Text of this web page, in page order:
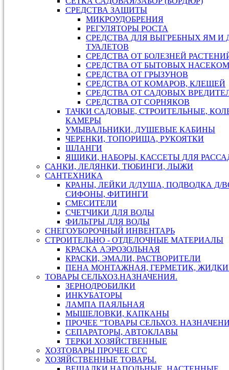
СРЕДСТВА ЗАЩИТЫ
МИКРОУДОБРЕНИЯ
РЕГУЛЯТОРЫ РОСТА
СРЕДСТВА ДЛЯ ВЫГРЕБНЫХ ЯМ И
ТУАЛЕТОВ
СРЕДСТВА ОТ БОЛЕЗНЕЙ
СРЕДСТВА ОТ БЫТОВЫХ
СРЕДСТВА ОТ ГРЫЗУНОВ
СРЕДСТВА ОТ КОМАРОВ, КЛЕЩЕЙ
СРЕДСТВА ОТ САДОВЫХ
СРЕДСТВА ОТ СОРНЯКОВ
ТАЧКИ САДОВЫЕ, СТРОИТЕЛЬНЫЕ,
КАМЕРЫ
УМЫВАЛЬНИКИ, ДУШЕВЫЕ КАБИНЫ
ЧЕРЕНКИ, ТОПОРИЩА, РУКОЯТКИ
ШЛАНГИ
ЯЩИКИ, НАБОРЫ, КАССЕТЫ ДЛЯ
САНКИ, ЛЕДЯНКИ, ТЮБИНГИ, ЛЫЖИ
САНТЕХНИКА
КРАНЫ, ЛЕЙКИ Д/ДУША, ПОДВОДКА Д/
СИФОНЫ, ФИТИНГИ
СМЕСИТЕЛИ
СЧЕТЧИКИ ДЛЯ ВОДЫ
ФИЛЬТРЫ ДЛЯ ВОДЫ
СНЕГОУБОРОЧНЫЙ ИНВЕНТАРЬ
СТРОИТЕЛЬНО - ОТДЕЛОЧНЫЕ МАТЕРИАЛЫ
КРАСКА АЭРОЗОЛЬНАЯ
КРАСКИ, ЭМАЛИ, РАСТВОРИТЕЛИ
ПЕНА МОНТАЖНАЯ, ГЕРМЕТИК,
ТОВАРЫ СЕЛЬХОЗ.НАЗНАЧЕНИЯ.
ЗЕРНОДРОБИЛКИ
ИНКУБАТОРЫ
ЛАМПА ПАЯЛЬНАЯ
МЫШЕЛОВКИ, КАПКАНЫ
ПРОЧЕЕ "ТОВАРЫ СЕЛЬХОЗ.
СЕПАРАТОРЫ, АВТОКЛАВЫ
ТЕРКИ ХОЗЯЙСТВЕННЫЕ
ХОЗТОВАРЫ ПРОЧЕЕ СГС
ХОЗЯЙСТВЕННЫЕ ТОВАРЫ.